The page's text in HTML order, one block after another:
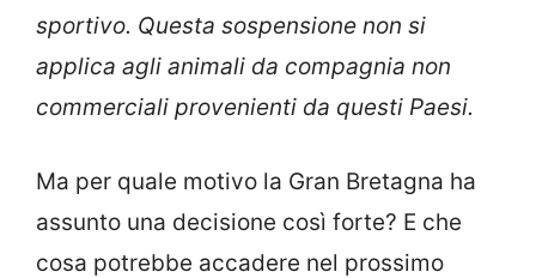
sportivo. Questa sospensione non si
applica agli animali da compagnia non
commerciali provenienti da questi Paesi.
Ma per quale motivo la Gran Bretagna ha
assunto una decisione così forte? E che
cosa potrebbe accadere nel prossimo